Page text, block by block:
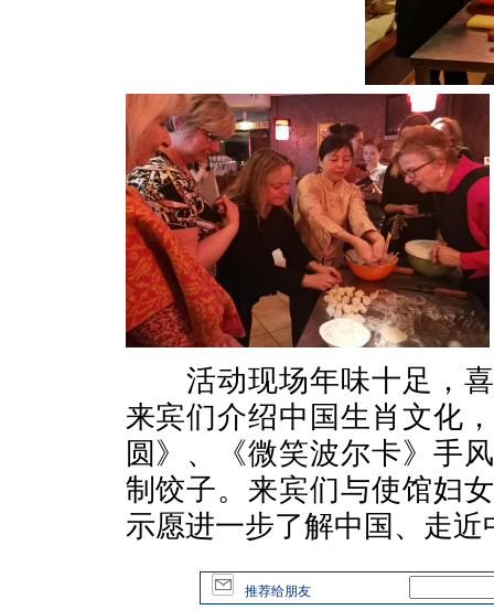
活动现场年味十足，喜
来宾们介绍中国生肖文化
圆》、《微笑波尔卡》手
制饺子。来宾们与使馆妇
示愿进一步了解中国、走
推荐给朋友